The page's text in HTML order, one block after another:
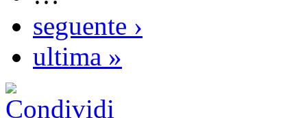
seguente ›
ultima »